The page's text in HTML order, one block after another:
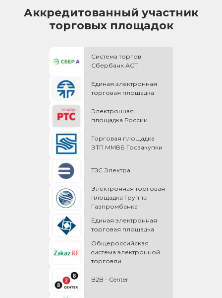
Аккредитованный участник
торговых площадок
Система торгов
Сбербанк АСТ
Единая электронная
торговая площадка
Электронная
площадка России
Торговая площадка
ЭТП ММВБ Госзакупки
ТЗС Электра
Электронная торговая
площадка Группы
Газпромбанка
Единая электронная
торговая площадка
Общероссийская
cистема электронной
торговли
B2B - Center